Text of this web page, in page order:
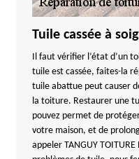
Tuile cassée à
Il faut vérifier l’état d’un
tuile est cassée, faites-la
tuile abattue peut causer
la toiture. Restaurer une
pouvez permet de
votre maison, et de
appeler TANGUY TOITURE